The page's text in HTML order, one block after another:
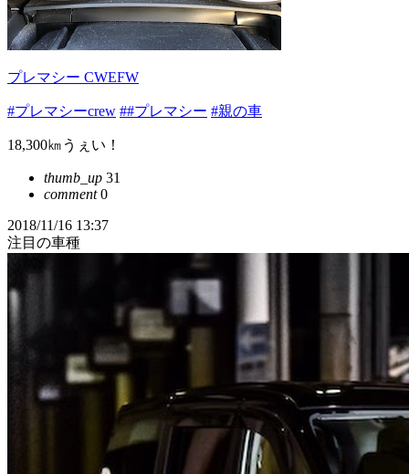
プレマシー CWEFW
#プレマシーcrew ##プレマシー #親の車
18,300㎞うぇい！
thumb_up 31
comment0
2018/11/16 13:37
注目の車種